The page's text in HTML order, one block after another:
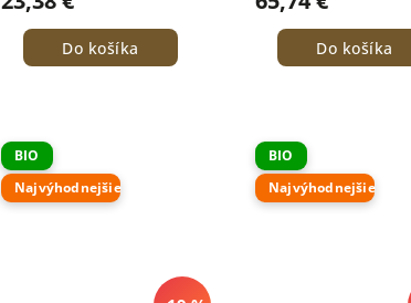
Do košíka Do košíka
BIO
Najvýhodnejšie
BIO
Najvýhodnejšie